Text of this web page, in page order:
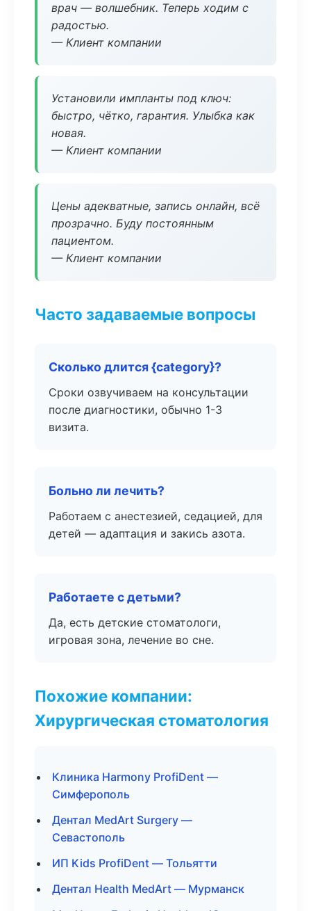
врач — волшебник. Теперь ходим с
радостью.
— Клиент компании
Установили импланты под ключ:
быстро, чётко, гарантия. Улыбка как
новая.
— Клиент компании
Цены адекватные, запись онлайн, всё
прозрачно. Буду постоянным
пациентом.
— Клиент компании
Часто задаваемые вопросы
Сколько длится {category}?
Сроки озвучиваем на консультации
после диагностики, обычно 1-3
визита.
Больно ли лечить?
Работаем с анестезией, седацией, для
детей — адаптация и закись азота.
Работаете с детьми?
Да, есть детские стоматологи,
игровая зона, лечение во сне.
Похожие компании:
Хирургическая стоматология
Клиника Harmony ProfiDent —
Симферополь
Дентал MedArt Surgery —
Севастополь
ИП Kids ProfiDent — Тольятти
Дентал Health MedArt — Мурманск